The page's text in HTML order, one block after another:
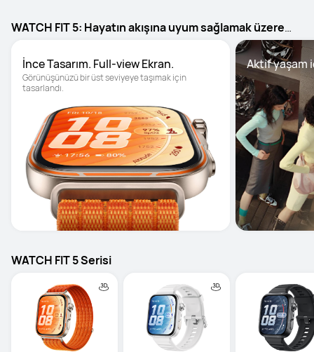
WATCH FIT 5: Hayatın akışına uyum sağlamak üzere
İnce Tasarım. Full-view Ekran.
Görünüşünüzü bir üst seviyeye taşımak için
tasarlandı.
Aktif yaşam
WATCH FIT 5 Serisi